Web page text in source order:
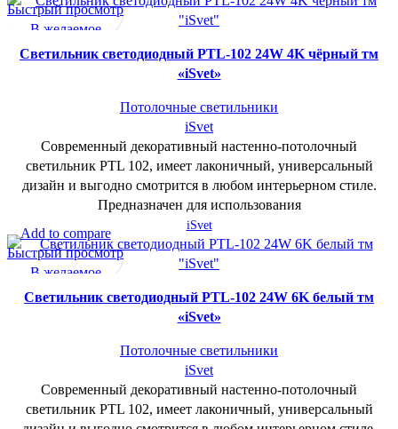
Быстрый просмотр
В желаемое
Cветильник светодиодный PTL-102 24W 4K чёрный тм
«iSvet»
Потолочные светильники
iSvet
Современный декоративный настенно-потолочный
светильник PTL 102, имеет лаконичный, универсальный
дизайн и выгодно смотрится в любом интерьерном стиле.
Предназначен для использования
iSvet
Add to compare
Быстрый просмотр
В желаемое
Cветильник светодиодный PTL-102 24W 6K белый тм
«iSvet»
Потолочные светильники
iSvet
Современный декоративный настенно-потолочный
светильник PTL 102, имеет лаконичный, универсальный